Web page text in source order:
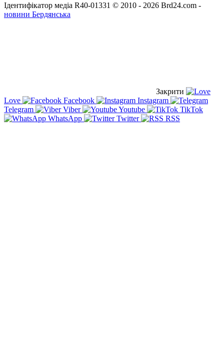
Ідентифікатор медіа R40-01331 © 2010 - 2026 Brd24.com -
новини Бердянська
Закрити
Love
Facebook
Instagram
Telegram
Viber Youtube
TikTok
WhatsApp
Twitter RSS